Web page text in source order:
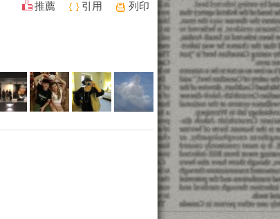
推薦 引用 列印